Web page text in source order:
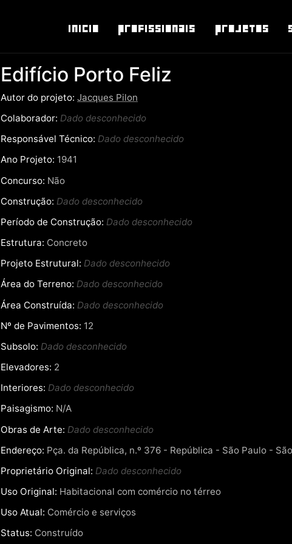
Inicio Profissionais Projetos
Edifício Porto Feliz
Autor do projeto: Jacques Pilon
Colaborador: Dado desconhecido
Responsável Técnico: Dado desconhecido
Ano Projeto: 1941
Concurso: Não
Construção: Dado desconhecido
Período de Construção: Dado desconhecido
Estrutura: Concreto
Projeto Estrutural: Dado desconhecido
Área do Terreno: Dado desconhecido
Área Construída: Dado desconhecido
Nº de Pavimentos: 12
Subsolo: Dado desconhecido
Elevadores: 2
Interiores: Dado desconhecido
Paisagismo: N/A
Obras de Arte: Dado desconhecido
Endereço: Pça. da República, n.º 376 - República - São Paulo -
Proprietário Original: Dado desconhecido
Uso Original: Habitacional com comércio no térreo
Uso Atual: Comércio e serviços
Status: Construído